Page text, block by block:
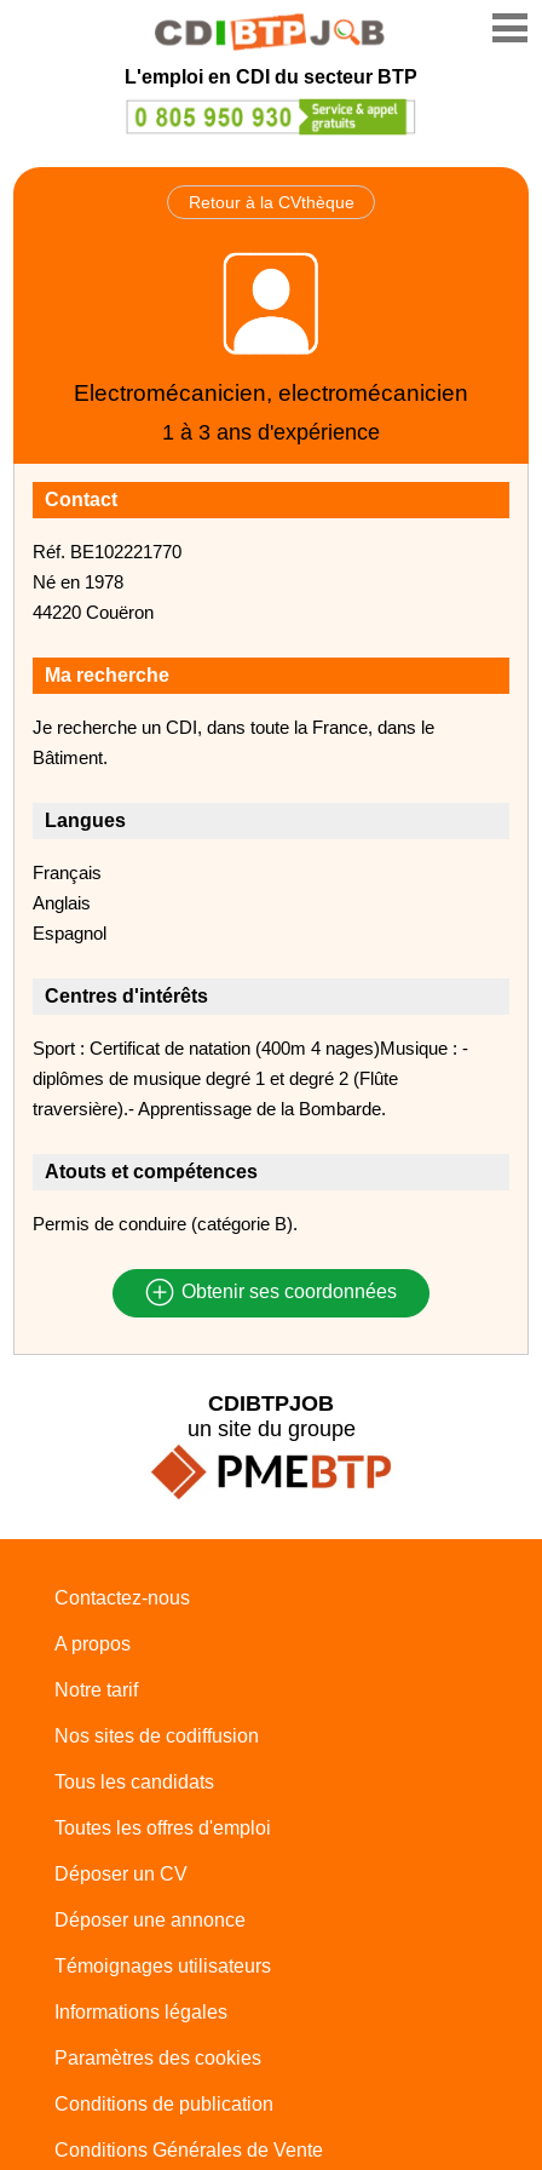
L'emploi en CDI du secteur BTP
Retour à la CVthèque
Electromécanicien, electromécanicien
1 à 3 ans d'expérience
Contact
Réf. BE102221770
Né en 1978
44220 Couëron
Ma recherche
Je recherche un CDI, dans toute la France, dans le
Bâtiment.
Langues
Français
Anglais
Espagnol
Centres d'intérêts
Sport : Certificat de natation (400m 4 nages)Musique : -
diplômes de musique degré 1 et degré 2 (Flûte
traversière).- Apprentissage de la Bombarde.
Atouts et compétences
Permis de conduire (catégorie B).
Obtenir ses coordonnées
CDIBTPJOB
un site du groupe
Contactez-nous
A propos
Notre tarif
Nos sites de codiffusion
Tous les candidats
Toutes les offres d'emploi
Déposer un CV
Déposer une annonce
Témoignages utilisateurs
Informations légales
Paramètres des cookies
Conditions de publication
Conditions Générales de Vente